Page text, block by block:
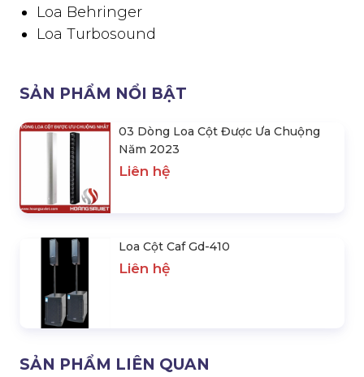
Loa Behringer
Loa Turbosound
SẢN PHẨM NỔI BẬT
03 Dòng Loa Cột Được Ưa Chuộng
Năm 2023
Liên hệ
Loa Cột Caf Gd-410
Liên hệ
SẢN PHẨM LIÊN QUAN